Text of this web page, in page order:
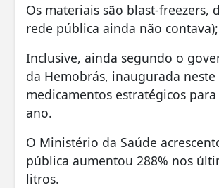
Os materiais são blast-
rede pública ainda não
Inclusive, ainda segundo o
da Hemobrás, inaugurada
medicamentos estratégicos
ano.
O Ministério da Saúde
pública aumentou 288% nos
litros.